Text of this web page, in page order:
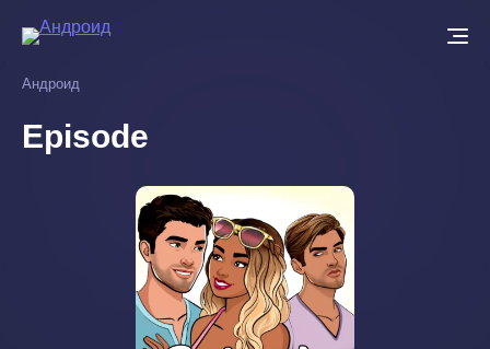
основному
Андроид
Episode